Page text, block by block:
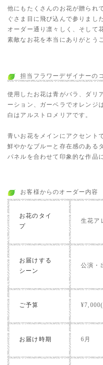
他にもたくさんのお花が贈られ
ぐさま目に飛び込んで参りました
オーダー通り凛々しく、そして
素敵なお花を本当にありがとう
担当フラワーデザイナーの
使用したお花は青がバラ、ダリ
ーション、ガーベラでオレンジ
白はアルストロメリアです。
青いお花をメインにアクセント
鮮やかなブルーと存在感のある
パネルを合わせて印象的な作品
お客様からのオーダー内容
お花のタイ
プ
生花ア
お届けする
シーン
公演・
ご予算
お届け時期 6月